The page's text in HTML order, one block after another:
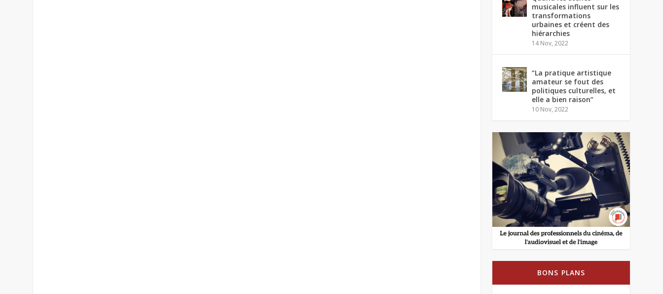
musicales influent sur les
transformations
urbaines et créent des
hiérarchies
14 Nov, 2022
“La pratique artistique
amateur se fout des
politiques culturelles, et
elle a bien raison”
10 Nov, 2022
BONS PLANS